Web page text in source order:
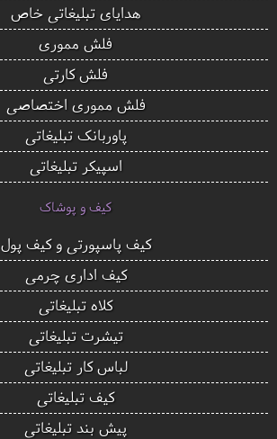
هدایای تبلیغاتی خاص
فلش مموری
فلش کارتی
فلش مموری اختصاصی
پاوربانک تبلیغاتی
اسپیکر تبلیغاتی
کیف و پوشاک
کیف پاسپورتی و کیف پول
کیف اداری چرمی
کلاه تبلیغاتی
تیشرت تبلیغاتی
لباس کار تبلیغاتی
کیف تبلیغاتی
پیش بند تبلیغاتی